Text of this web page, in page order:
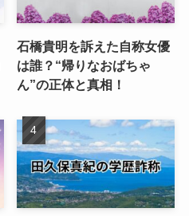
石橋貴明を訴えた自称女優
は誰？“帰りなおばちゃ
ん”の正体と真相！